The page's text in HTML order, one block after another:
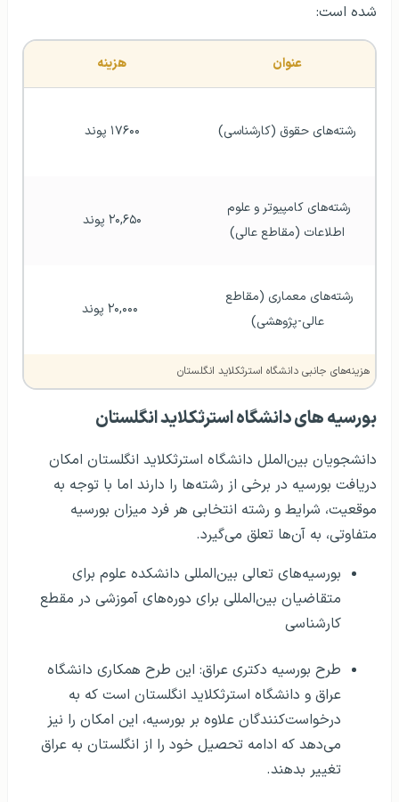
شده است:
عنوان هزینه
رشته‌های حقوق (کارشناسی) ۱۷۶۰۰ پوند
اطلاعات (مقاطع عالی)
۲۰,۶۵۰ پوند
عالی-پژوهشی)
هزینه‌های جانبی دانشگاه استرثکلاید انگلستان
بورسیه های دانشگاه استرثکلاید انگلستان
دانشجویان بین‌الملل دانشگاه استرثکلاید انگلستان امکان
دریافت بورسیه در برخی از رشته‌ها را دارند اما با توجه به
موقعیت، شرایط و رشته انتخابی هر فرد میزان بورسیه
متفاوتی، به آن‌ها تعلق می‌گیرد.
بورسیه‌های تعالی بین‌المللی دانشکده علوم برای
متقاضیان بین‌المللی برای دوره‌های آموزشی در مقطع
کارشناسی
طرح بورسیه دکتری عراق: این طرح همکاری دانشگاه
عراق و دانشگاه استرثکلاید انگلستان است که به
درخواست‌کنندگان علاوه بر بورسیه، این امکان را نیز
می‌دهد که ادامه تحصیل خود را از انگلستان به عراق
تغییر بدهند.